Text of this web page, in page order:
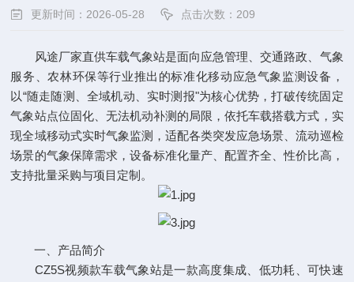
更新时间：2026-05-28 点击次数：209
风途厂家直供车载气象站是面向应急管理、交通路政、气象
服务、农林环保等行业推出的标准化移动应急气象监测设备，
以“随走随测、全域机动、实时测报"为核心优势，打破传统固定
气象站点位固化、无法机动补测的局限，依托车载搭载方式，实
现全域移动式实时气象监测，适配各类突发应急场景、流动巡检
场景的气象保障需求，设备标准化量产、配置齐全、性价比高，
支持批量采购与项目定制。
一、产品简介
CZ5S视频款车载气象站是一款高度集成、低功耗、可快速